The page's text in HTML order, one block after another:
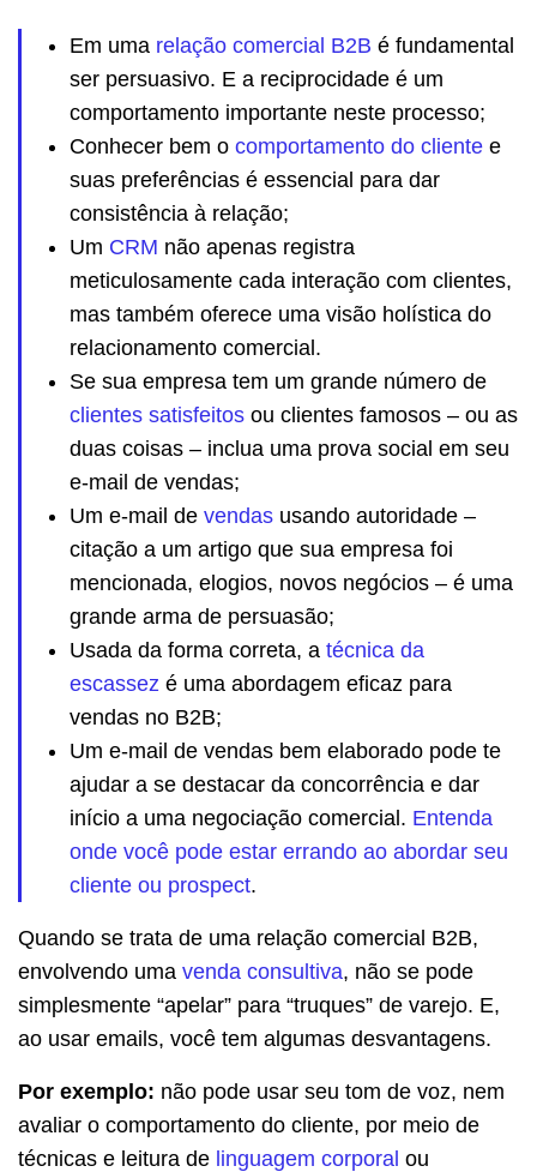
Em uma relação comercial B2B é fundamental
ser persuasivo. E a reciprocidade é um
comportamento importante neste processo;
Conhecer bem o comportamento do cliente e
suas preferências é essencial para dar
consistência à relação;
Um CRM não apenas registra
meticulosamente cada interação com clientes,
mas também oferece uma visão holística do
relacionamento comercial.
Se sua empresa tem um grande número de
clientes satisfeitos ou clientes famosos – ou as
duas coisas – inclua uma prova social em seu
e-mail de vendas;
Um e-mail de vendas usando autoridade –
citação a um artigo que sua empresa foi
mencionada, elogios, novos negócios – é uma
grande arma de persuasão;
Usada da forma correta, a técnica da
escassez é uma abordagem eficaz para
vendas no B2B;
Um e-mail de vendas bem elaborado pode te
ajudar a se destacar da concorrência e dar
início a uma negociação comercial. Entenda
onde você pode estar errando ao abordar seu
cliente ou prospect.
Quando se trata de uma relação comercial B2B,
envolvendo uma venda consultiva, não se pode
simplesmente “apelar” para “truques” de varejo. E,
ao usar emails, você tem algumas desvantagens.
Por exemplo: não pode usar seu tom de voz, nem
avaliar o comportamento do cliente, por meio de
técnicas e leitura de linguagem corporal ou